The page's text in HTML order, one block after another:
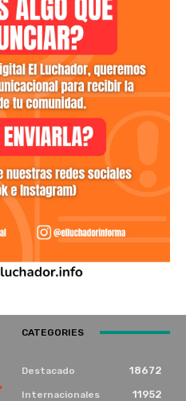
CATEGORIES
Destacado 18672
Internacionales 11952